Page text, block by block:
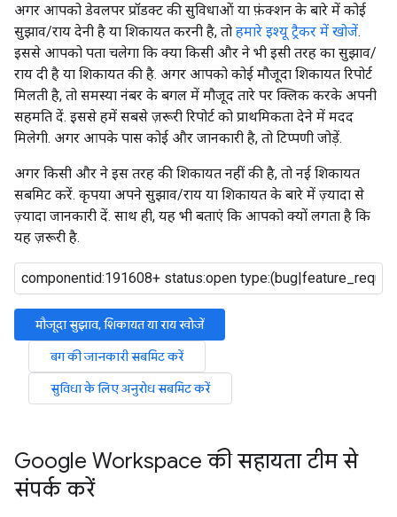
अगर आपको डेवलपर प्रॉडक्ट की सुविधाओं या फ़ंक्शन के बारे में कोई
सुझाव/राय देनी है या शिकायत करनी है, तो हमारे इश्यू ट्रैकर में खोजें.
इससे आपको पता चलेगा कि क्या किसी और ने भी इसी तरह का सुझाव/
राय दी है या शिकायत की है. अगर आपको कोई मौजूदा शिकायत रिपोर्ट
मिलती है, तो समस्या नंबर के बगल में मौजूद तारे पर क्लिक करके अपनी
सहमति दें. इससे हमें सबसे ज़रूरी रिपोर्ट को प्राथमिकता देने में मदद
मिलेगी. अगर आपके पास कोई और जानकारी है, तो टिप्पणी जोड़ें.
अगर किसी और ने इस तरह की शिकायत नहीं की है, तो नई शिकायत
सबमिट करें. कृपया अपने सुझाव/राय या शिकायत के बारे में ज़्यादा से
ज़्यादा जानकारी दें. साथ ही, यह भी बताएं कि आपको क्यों लगता है कि
यह ज़रूरी है.
मौजूदा सुझाव, शिकायत या राय खोजें
बग की जानकारी सबमिट करें
सुविधा के लिए अनुरोध सबमिट करें
Google Workspace की सहायता टीम से
संपर्क करें